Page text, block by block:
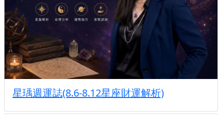
星瑀週運誌(8.6-8.12星座財運解析)